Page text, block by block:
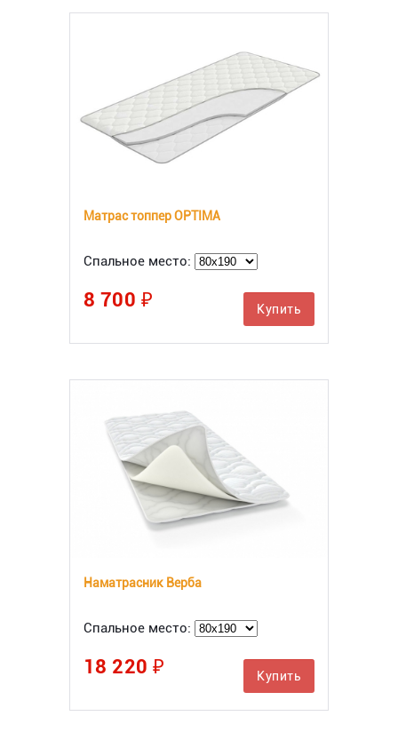
Матрас топпер OPTIMA
Спальное место:
8 700 ₽ Купить
Наматрасник Верба
Спальное место:
18 220 ₽ Купить